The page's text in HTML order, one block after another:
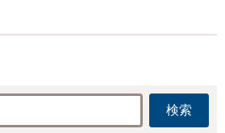
検索